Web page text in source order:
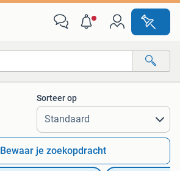
Alle afstanden…
Sorteer op
Bewaar je zoekopdracht